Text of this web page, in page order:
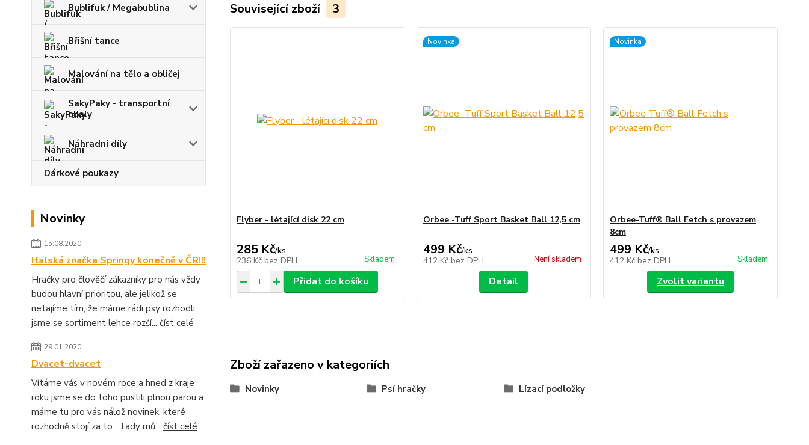
Bublifuk / Megabublina
Břišní tance
Malování na tělo a obličej
SakyPaky - transportní
obaly
Náhradní díly
Dárkové poukazy
Novinky
15.08.2020
Italská značka Springy konečně v ČR!!!
Hračky pro člověčí zákazníky pro nás vždy
budou hlavní prioritou, ale jelikož se
netajíme tím, že máme rádi psy rozhodli
jsme se sortiment lehce rozší... číst celé
29.01.2020
Dvacet-dvacet
Vítáme vás v novém roce a hned z kraje
roku jsme se do toho pustili plnou parou a
máme tu pro vás nálož novinek, které
rozhodně stojí za to. Tady mů... číst celé
Související zboží 3
Flyber - létající disk 22 cm
285 Kč/ks
236 Kč bez DPH Skladem
Přidat do košíku
Novinka
Orbee -Tuff Sport Basket Ball 12,5 cm
499 Kč/ks
412 Kč bez DPH Není skladem
Detail
Novinka
Orbee-Tuff® Ball Fetch s provazem
8cm
499 Kč/ks
412 Kč bez DPH Skladem
Zvolit variantu
Zboží zařazeno v kategoriích
Novinky Psí hračky Lízací podložky